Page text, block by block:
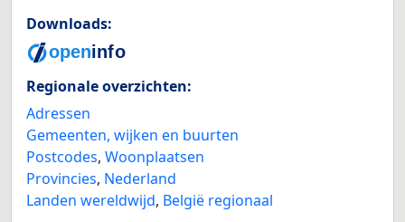
Downloads:
Regionale overzichten:
Adressen
Gemeenten, wijken en buurten
Postcodes, Woonplaatsen
Provincies, Nederland
Landen wereldwijd, België regionaal